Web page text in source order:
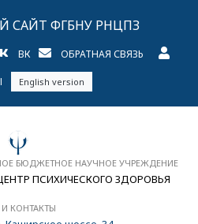
САЙТ ФГБНУ РНЦПЗ
ВК ОБРАТНАЯ СВЯЗЬ
English version
БЮДЖЕТНОЕ НАУЧНОЕ УЧРЕЖДЕНИЕ
ПСИХИЧЕСКОГО ЗДОРОВЬЯ
КОНТАКТЫ